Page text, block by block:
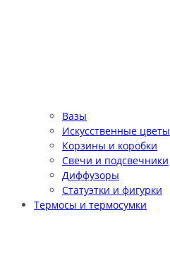
Вазы
Искусственные цветы
Корзины и коробки
Свечи и подсвечники
Диффузоры
Статуэтки и фигурки
Термосы и термосумки